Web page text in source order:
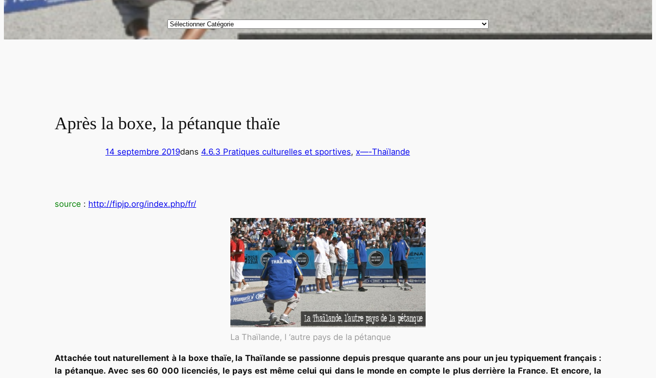
Catégories
Après la boxe, la pétanque thaïe
14 septembre 2019dans 4.6.3 Pratiques culturelles et sportives, x—-Thaïlande
source : http://fipjp.org/index.php/fr/
La Thaïlande, l ‘autre pays de la pétanque
Attachée tout naturellement à la boxe thaïe, la Thaïlande se passionne depuis presque quarante ans pour un jeu typiquement français :
la pétanque. Avec ses 60 000 licenciés, le pays est même celui qui dans le monde en compte le plus derrière la France. Et encore, la